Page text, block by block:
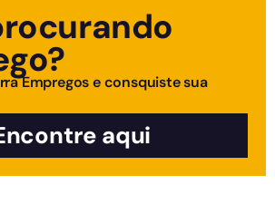
Empregos e consquiste sua
aqui